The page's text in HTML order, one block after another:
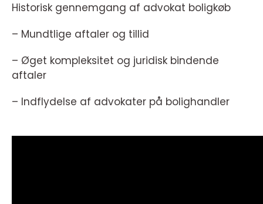
Historisk gennemgang af advokat boligkøb
– Mundtlige aftaler og tillid
– Øget kompleksitet og juridisk bindende
aftaler
– Indflydelse af advokater på bolighandler